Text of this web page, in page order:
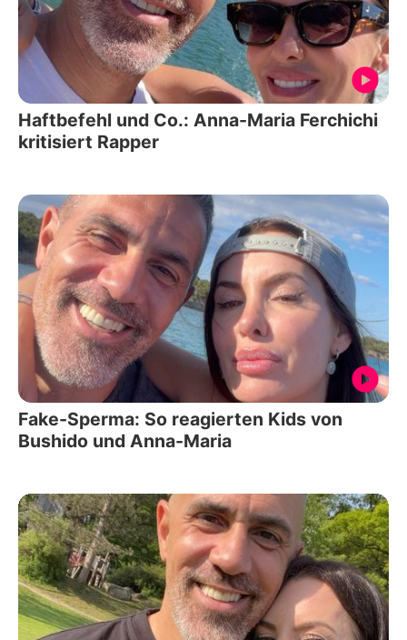
Haftbefehl und Co.: Anna-Maria Ferchichi
kritisiert Rapper
Fake-Sperma: So reagierten Kids von
Bushido und Anna-Maria